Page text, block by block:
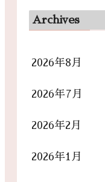
Archives
2026年8月
2026年7月
2026年2月
2026年1月